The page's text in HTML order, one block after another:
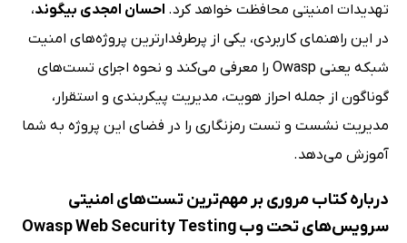
تهدیدات امنیتی محافظت خواهد کرد. احسان امجدی بیگوند،
در این راهنمای کاربردی، یکی از پرطرفدارترین پروژه‌های امنیت
شبکه یعنی Owasp را معرفی می‌کند و نحوه اجرای تست‌های
گوناگون از جمله احراز هویت، مدیریت پیکربندی و استقرار،
مدیریت نشست و تست رمزنگاری را در فضای این پروژه به شما
آموزش می‌دهد.
درباره کتاب مروری بر مهم‌ترین تست‌های امنیتی
سرویس‌های تحت وب Owasp Web Security Testing